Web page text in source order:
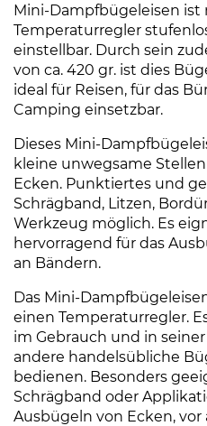
Mini-Dampfbügeleisen ist
Temperaturregler
einstellbar. Durch sein
von ca. 420 gr. ist dies
ideal für Reisen, für das
Camping einsetzbar.
Dieses Mini-
kleine unwegsame
Ecken. Punktiertes und
Schrägband, Litzen,
Werkzeug möglich. Es
hervorragend für das
an Bändern.
Das Mini-
einen Temperaturregler.
im Gebrauch und in
andere handelsübliche
bedienen. Besonders
Schrägband oder
Ausbügeln von Ecken,